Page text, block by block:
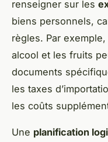
renseigner sur les
biens personnels,
règles. Par
alcool et les fruits
documents
les taxes
les coûts
Une planification